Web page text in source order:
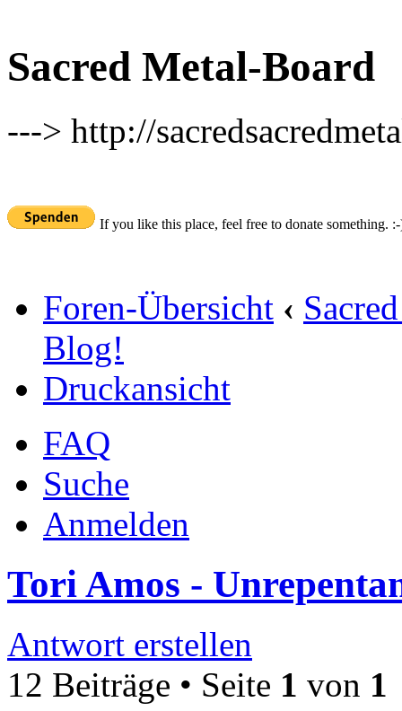
Sacred Metal-Board
---> http://
If you like this place, feel free to donate something.
Foren-Übersicht ‹
Blog!
Druckansicht
FAQ
Suche
Anmelden
Tori Amos -
Antwort erstellen
12 Beiträge • Seite 1 von 1